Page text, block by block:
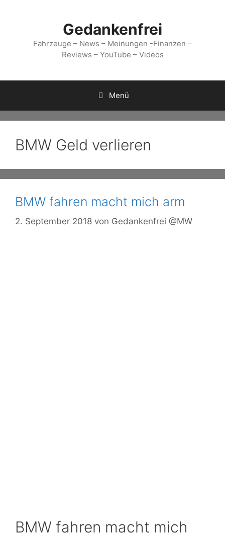
Gedankenfrei
Fahrzeuge – News – Meinungen -Finanzen –
Reviews – YouTube – Videos
Menü
BMW Geld verlieren
BMW fahren macht mich arm
2. September 2018 von Gedankenfrei @MW
BMW fahren macht mich